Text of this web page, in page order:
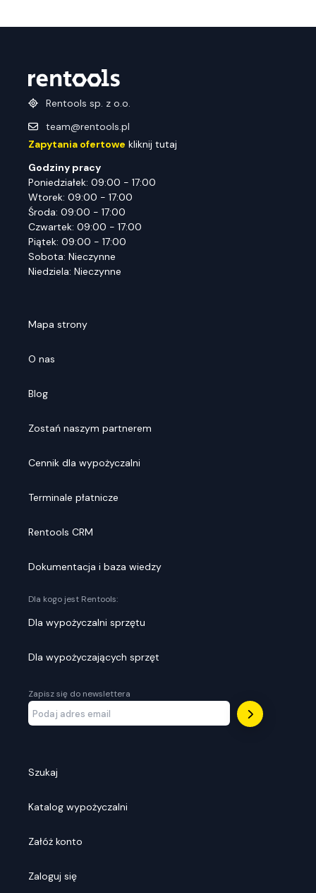
Rentools sp. z o.o.
team@rentools.pl
Zapytania ofertowe kliknij tutaj
Godziny pracy
Poniedziałek: 09:00 - 17:00
Wtorek: 09:00 - 17:00
Środa: 09:00 - 17:00
Czwartek: 09:00 - 17:00
Piątek: 09:00 - 17:00
Sobota: Nieczynne
Niedziela: Nieczynne
Mapa strony
O nas
Blog
Zostań naszym partnerem
Cennik dla wypożyczalni
Terminale płatnicze
Rentools CRM
Dokumentacja i baza wiedzy
Dla kogo jest Rentools:
Dla wypożyczalni sprzętu
Dla wypożyczających sprzęt
Zapisz się do newslettera
Szukaj
Katalog wypożyczalni
Załóż konto
Zaloguj się